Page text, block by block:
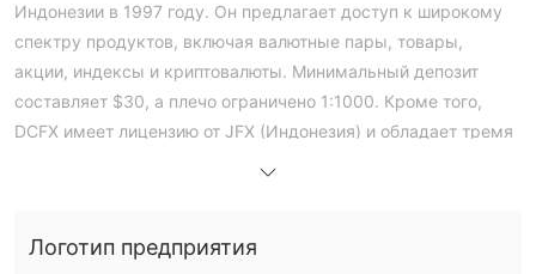
Индонезии в 1997 году. Он предлагает доступ к широкому
спектру продуктов, включая валютные пары, товары,
акции, индексы и криптовалюты. Минимальный депозит
составляет $30, а плечо ограничено 1:1000. Кроме того,
DCFX имеет лицензию от JFX (Индонезия) и обладает тремя
Плюсы и минусыЯвляется ли DCFX законным?
Логотип предприятия